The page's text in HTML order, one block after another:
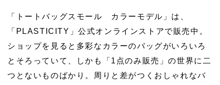
「トートバッグスモール カラーモデル」は、
「PLASTICITY」公式オンラインストアで販売中。
ショップを見ると多彩なカラーのバッグがいろいろ
とそろっていて、しかも「1点のみ販売」の世界に二
つとないものばかり。周りと差がつくおしゃれなバ